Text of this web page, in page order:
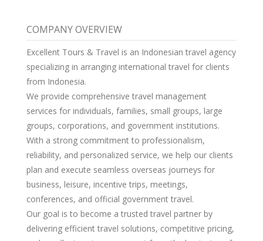
COMPANY OVERVIEW
Excellent Tours & Travel is an Indonesian travel agency
specializing in arranging international travel for clients
from Indonesia.
We provide comprehensive travel management
services for individuals, families, small groups, large
groups, corporations, and government institutions.
With a strong commitment to professionalism,
reliability, and personalized service, we help our clients
plan and execute seamless overseas journeys for
business, leisure, incentive trips, meetings,
conferences, and official government travel.
Our goal is to become a trusted travel partner by
delivering efficient travel solutions, competitive pricing,